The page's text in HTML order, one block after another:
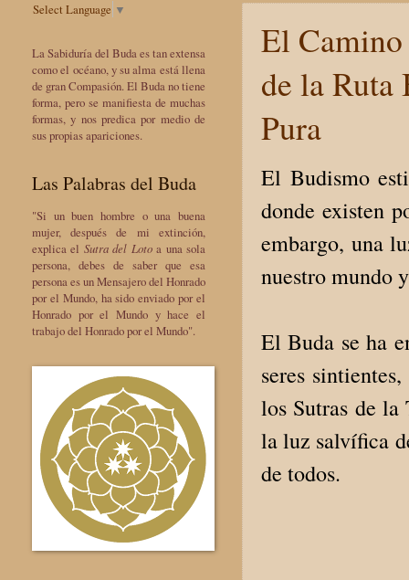
El
de la Ruta
Pura
El Budismo
donde existen
embargo, una
nuestro mundo
El Buda se ha
seres
los Sutras de
la luz salvífica
de todos.
Select Language ▼
La Sabiduría del Buda es tan extensa
como el océano, y su alma está llena
de gran Compasión. El Buda no tiene
forma, pero se manifiesta de muchas
formas, y nos predica por medio de
sus propias apariciones.
Las Palabras del Buda
"Si un buen hombre o una buena
mujer, después de mi extinción,
explica el Sutra del Lotoa una sola
persona, debes de saber que esa
persona es un Mensajero del Honrado
por el Mundo, ha sido enviado por el
Honrado por el Mundo y hace el
trabajo del Honrado por el Mundo".